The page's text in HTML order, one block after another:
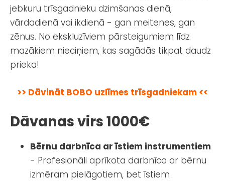
jebkuru trīsgadnieku dzimšanas dienā,
vārdadienā vai ikdienā - gan meitenes, gan
zēnus. No ekskluzīviem pārsteigumiem līdz
mazākiem nieciņiem, kas sagādās tikpat daudz
prieka!
>> Dāvināt BOBO uzlīmes trīsgadniekam <<
Dāvanas virs 1000€
Bērnu darbnīca ar īstiem instrumentiem
- Profesionāli aprīkota darbnīca ar bērnu
izmēram pielāgotiem, bet īstiem